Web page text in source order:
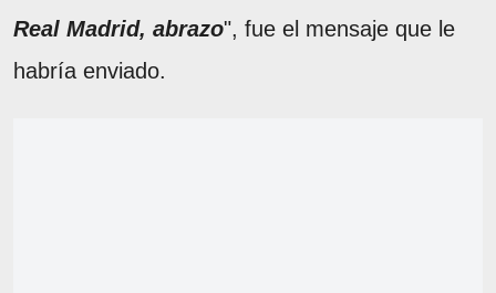
Real Madrid, abrazo", fue el mensaje que le
habría enviado.